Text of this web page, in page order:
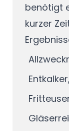
benötigt
kurzer